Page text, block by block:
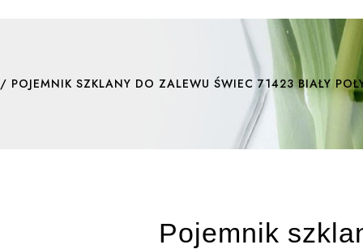
/ POJEMNIK SZKLANY DO ZALEWU ŚWIEC 71423 BIAŁY
Pojemnik